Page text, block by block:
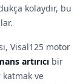
kolaydır, bu
Visal125 motor
artırıcı bir
ve